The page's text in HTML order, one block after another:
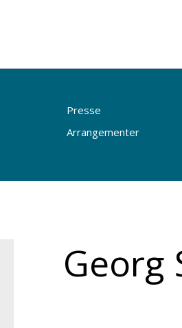
Presse
Arrangementer
Georg